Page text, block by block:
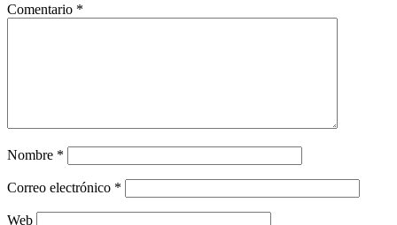
Comentario *
Nombre *
Correo electrónico *
Web